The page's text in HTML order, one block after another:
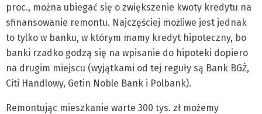
proc., można ubiegać się o zwiększenie kwoty kredytu na
sfinansowanie remontu. Najczęściej możliwe jest jednak
to tylko w banku, w którym mamy kredyt hipoteczny, bo
banki rzadko godzą się na wpisanie do hipoteki dopiero
na drugim miejscu (wyjątkami od tej reguły są Bank BGŻ,
Citi Handlowy, Getin Noble Bank i Polbank).
Remontując mieszkanie warte 300 tys. zł możemy